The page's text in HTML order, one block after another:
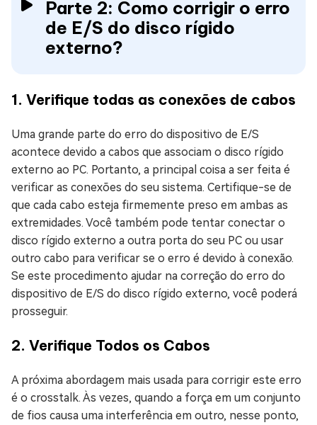
Parte 2: Como corrigir o erro
de E/S do disco rígido
externo?
1. Verifique todas as conexões de cabos
Uma grande parte do erro do dispositivo de E/S
acontece devido a cabos que associam o disco rígido
externo ao PC. Portanto, a principal coisa a ser feita é
verificar as conexões do seu sistema. Certifique-se de
que cada cabo esteja firmemente preso em ambas as
extremidades. Você também pode tentar conectar o
disco rígido externo a outra porta do seu PC ou usar
outro cabo para verificar se o erro é devido à conexão.
Se este procedimento ajudar na correção do erro do
dispositivo de E/S do disco rígido externo, você poderá
prosseguir.
2. Verifique Todos os Cabos
A próxima abordagem mais usada para corrigir este erro
é o crosstalk. Às vezes, quando a força em um conjunto
de fios causa uma interferência em outro, nesse ponto,